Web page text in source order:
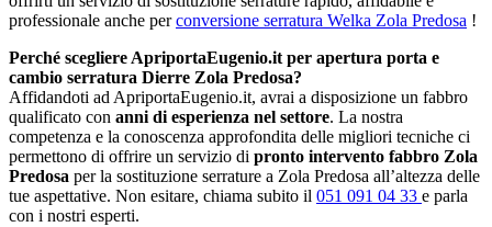
professionale anche perconversione serratura Welka Zola Predosa !
Perché scegliere ApriportaEugenio.it per apertura porta e
cambio serratura Dierre Zola Predosa?
Affidandoti ad ApriportaEugenio.it, avrai a disposizione un fabbro
qualificato con anni di esperienza nel settore. La nostra
competenza e la conoscenza approfondita delle migliori tecniche ci
permettono di offrire un servizio di pronto intervento fabbro Zola
Predosa per la sostituzione serrature a Zola Predosa all’altezza delle
tue aspettative. Non esitare, chiama subito il 051 091 04 33 e parla
con i nostri esperti.